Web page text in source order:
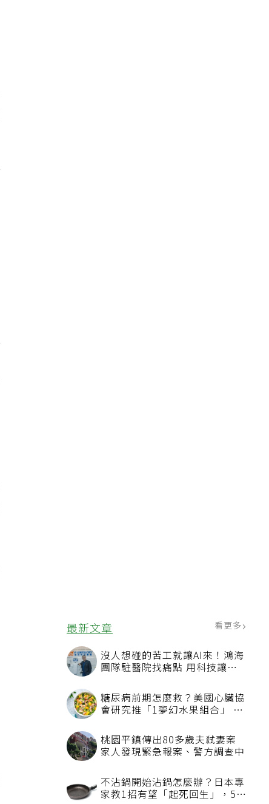
最新文章 看更多
沒人想碰的苦工就讓AI來！鴻海
團隊駐醫院找痛點 用科技讓醫
糖尿病前期怎麼救？美國心臟協
會研究推「1夢幻水果組合」 酪
桃園平鎮傳出80多歲夫弒妻案
家人發現緊急報案、警方調查中
不沾鍋開始沾鍋怎麼辦？日本專